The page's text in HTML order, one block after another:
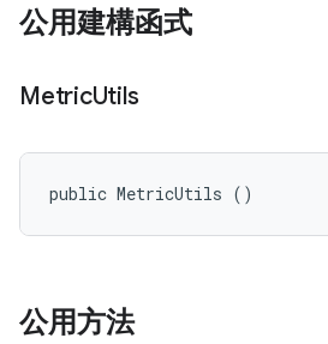
公用建構函式
MetricUtils
public MetricUtils ()
公用方法